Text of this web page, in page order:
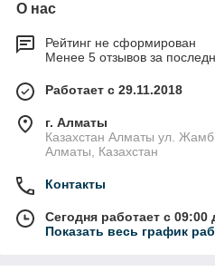
О нас
Рейтинг не сформирован
Менее 5 отзывов за
Работает с 29.11.2018
г. Алматы
Казахстан Алматы ул.
Алматы, Казахстан
Контакты
Сегодня работает с 09:00
Показать весь график